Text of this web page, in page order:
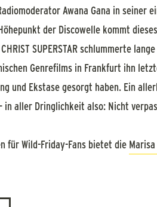
Awana Gana in seiner
der Discowelle kommt
SUPERSTAR schlummerte
Genrefilms in Frankfurt ihn
und Ekstase gesorgt haben. Ein
in aller Dringlichkeit also: Nicht
für Wild-Friday-Fans bietet die